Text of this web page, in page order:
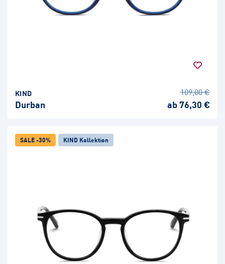
KIND
Durban
109,00 €
ab 76,30 €
SALE -30% KIND Kollektion